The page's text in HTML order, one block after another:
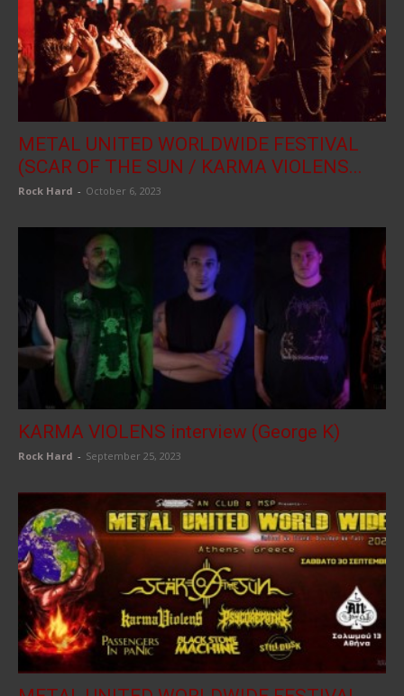
METAL UNITED WORLDWIDE FESTIVAL
(SCAR OF THE SUN / KARMA VIOLENS...
Rock Hard - October 6, 2023
KARMA VIOLENS interview (George K)
Rock Hard - September 25, 2023